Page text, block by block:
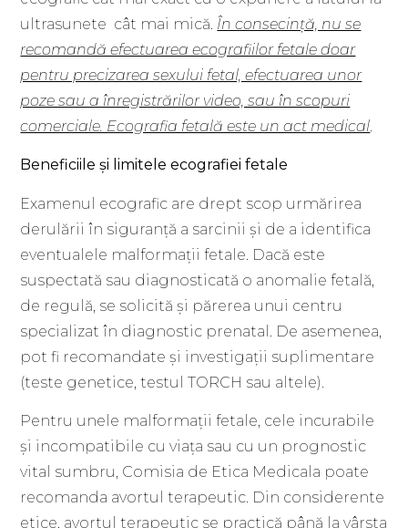
ultrasunete cât mai mică. În consecinţă, nu se
recomandă efectuarea ecografiilor fetale doar
pentru precizarea sexului fetal, efectuarea unor
poze sau a înregistrărilor video, sau în scopuri
comerciale. Ecografia fetală este un act medical.
Beneficiile și limitele ecografiei fetale
Examenul ecografic are drept scop urmărirea
derulării în siguranță a sarcinii şi de a identifica
eventualele malformații fetale. Dacă este
suspectată sau diagnosticată o anomalie fetală,
de regulă, se solicită și părerea unui centru
specializat în diagnostic prenatal. De asemenea,
pot fi recomandate și investigații suplimentare
(teste genetice, testul TORCH sau altele).
Pentru unele malformații fetale, cele incurabile
și incompatibile cu viața sau cu un prognostic
vital sumbru, Comisia de Etica Medicala poate
recomanda avortul terapeutic. Din considerente
etice, avortul terapeutic se practică până la vârsta